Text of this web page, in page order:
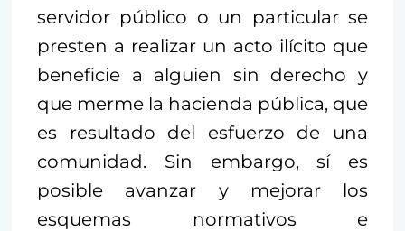
servidor público o un particular se
presten a realizar un acto ilícito que
beneficie a alguien sin derecho y
que merme la hacienda pública, que
es resultado del esfuerzo de una
comunidad. Sin embargo, sí es
posible avanzar y mejorar los
esquemas normativos e